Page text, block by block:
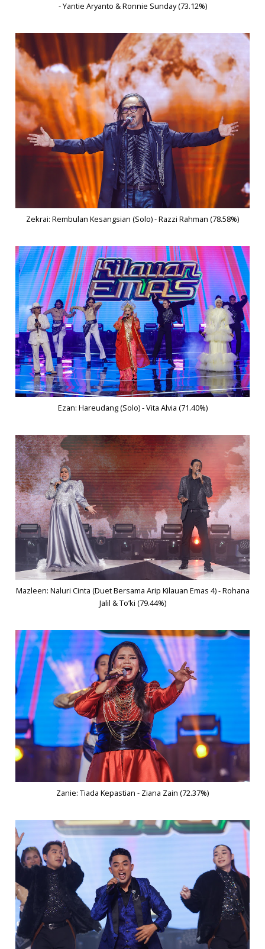
- Yantie Aryanto & Ronnie Sunday (73.12%)
Zekrai: Rembulan Kesangsian (Solo) - Razzi Rahman (78.58%)
Ezan: Hareudang (Solo) - Vita Alvia (71.40%)
Mazleen: Naluri Cinta (Duet Bersama Arip Kilauan Emas 4) - Rohana
Jalil & To’ki (79.44%)
Zanie: Tiada Kepastian - Ziana Zain (72.37%)